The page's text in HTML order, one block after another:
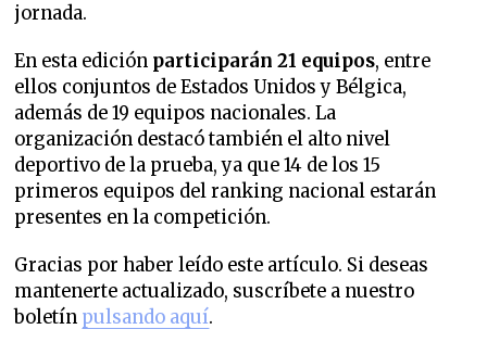
jornada.
En esta edición participarán 21 equipos, entre
ellos conjuntos de Estados Unidos y Bélgica,
además de 19 equipos nacionales. La
organización destacó también el alto nivel
deportivo de la prueba, ya que 14 de los 15
primeros equipos del ranking nacional estarán
presentes en la competición.
Gracias por haber leído este artículo. Si deseas
mantenerte actualizado, suscríbete a nuestro
boletín pulsando aquí.